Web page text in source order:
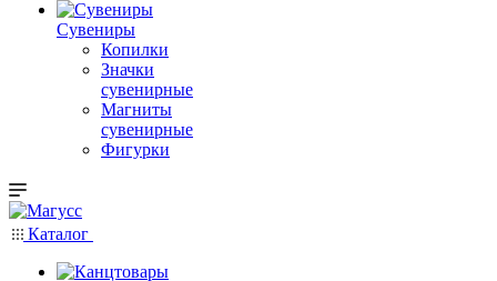
Сувениры
Копилки
Значки
сувенирные
Магниты
сувенирные
Фигурки
Каталог